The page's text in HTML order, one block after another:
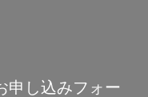
し込みフォー